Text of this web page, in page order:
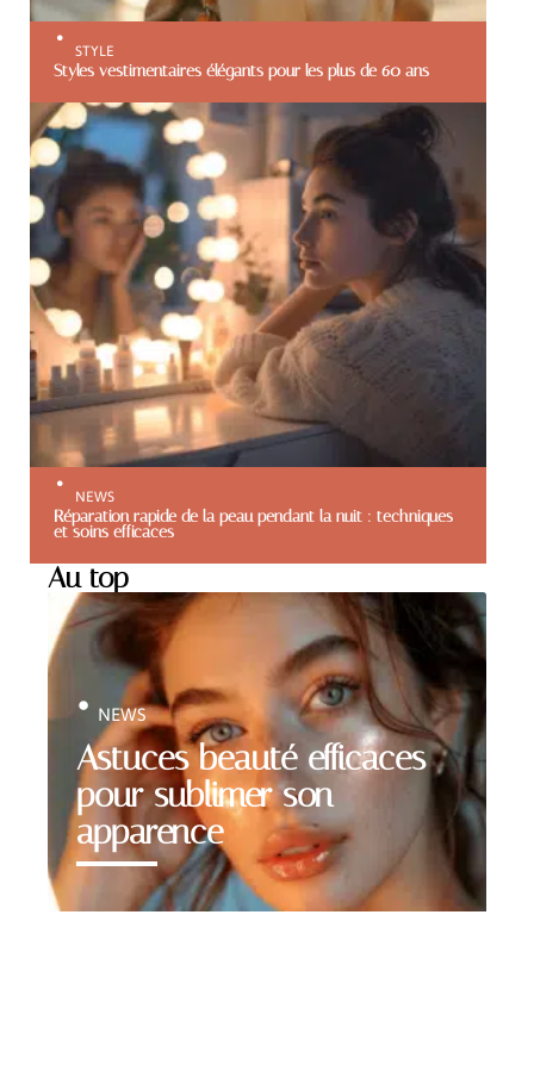
STYLE
Styles vestimentaires élégants pour les plus de 60 ans
NEWS
Réparation rapide de la peau pendant la nuit : techniques
et soins efficaces
Au top
Astuces beauté efficaces
pour sublimer son
apparence
NEWS